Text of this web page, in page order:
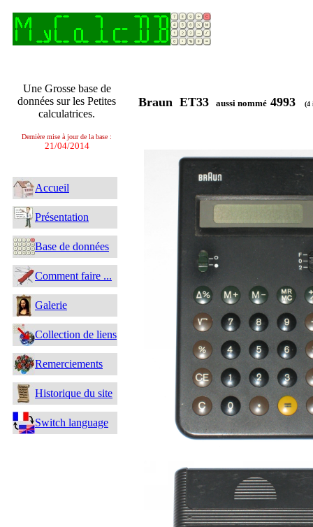
Une Grosse base de
données sur les Petites
calculatrices.
Dernière mise à jour de la base :
21/04/2014
Accueil
Présentation
Base de données
Comment faire ...
Galerie
Collection de liens
Remerciements
Historique du site
Switch language
Braun ET33 aussi nommé 4993 (4